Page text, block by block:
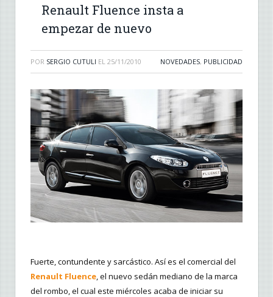
Renault Fluence insta a
empezar de nuevo
POR SERGIO CUTULI EL 25/11/2010 NOVEDADES, PUBLICIDAD
Fuerte, contundente y sarcástico. Así es el comercial del
Renault Fluence , el nuevo sedán mediano de la marca
del rombo, el cual este miércoles acaba de iniciar su